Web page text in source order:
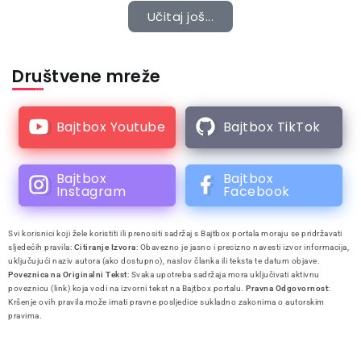
Učitaj još...
Društvene mreže
Bajtbox Youtube Bajtbox TikTok
Bajtbox
Instagram
Bajtbox
Facebook
Svi korisnici koji žele koristiti ili prenositi sadržaj s Bajtbox portala moraju se pridržavati
sljedećih pravila: Citiranje Izvora: Obavezno je jasno i precizno navesti izvor informacija,
uključujući naziv autora (ako dostupno), naslov članka ili teksta te datum objave.
Poveznica na Originalni Tekst: Svaka upotreba sadržaja mora uključivati aktivnu
poveznicu (link) koja vodi na izvorni tekst na Bajtbox portalu. Pravna Odgovornost:
Kršenje ovih pravila može imati pravne posljedice sukladno zakonima o autorskim
pravima.